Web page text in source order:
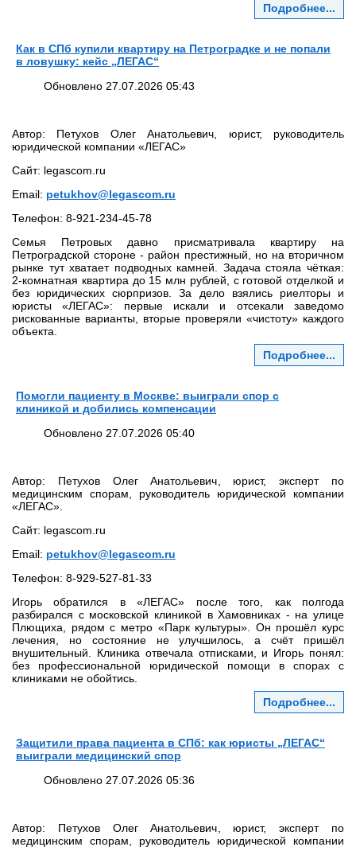
Подробнее...
Как в СПб купили квартиру на Петроградке и не попали
в ловушку: кейс „ЛЕГАС“
Обновлено 27.07.2026 05:43
Автор: Петухов Олег Анатольевич, юрист, руководитель
юридической компании «ЛЕГАС»
Сайт: legascom.ru
Email: petukhov@legascom.ru
Телефон: 8‑921‑234‑45‑78
Семья Петровых давно присматривала квартиру на
Петроградской стороне - район престижный, но на вторичном
рынке тут хватает подводных камней. Задача стояла чёткая:
2‑комнатная квартира до 15 млн рублей, с готовой отделкой и
без юридических сюрпризов. За дело взялись риелторы и
юристы «ЛЕГАС»: первые искали и отсекали заведомо
рискованные варианты, вторые проверяли «чистоту» каждого
объекта.
Подробнее...
Помогли пациенту в Москве: выиграли спор с
клиникой и добились компенсации
Обновлено 27.07.2026 05:40
Автор: Петухов Олег Анатольевич, юрист, эксперт по
медицинским спорам, руководитель юридической компании
«ЛЕГАС».
Сайт: legascom.ru
Email: petukhov@legascom.ru
Телефон: 8‑929‑527‑81‑33
Игорь обратился в «ЛЕГАС» после того, как полгода
разбирался с московской клиникой в Хамовниках - на улице
Плющиха, рядом с метро «Парк культуры». Он прошёл курс
лечения, но состояние не улучшилось, а счёт пришёл
внушительный. Клиника отвечала отписками, и Игорь понял:
без профессиональной юридической помощи в спорах с
клиниками не обойтись.
Подробнее...
Защитили права пациента в СПб: как юристы „ЛЕГАС“
выиграли медицинский спор
Обновлено 27.07.2026 05:36
Автор: Петухов Олег Анатольевич, юрист, эксперт по
медицинским спорам, руководитель юридической компании